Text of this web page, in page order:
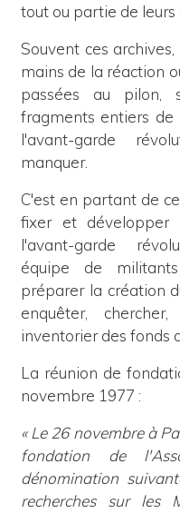
tout ou partie de leurs
Souvent ces
mains de la réaction
passées au pilon,
fragments entiers de
l'avant-garde
manquer.
C'est en partant de
fixer et développer
l'avant-garde
équipe de
préparer la création
enquêter,
inventorier des fonds
La réunion de
novembre 1977 :
«Le 26 novembre à
fondation de
dénomination
recherches sur les